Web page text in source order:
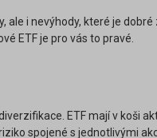
ale i nevýhody, které je
ETF je pro vás to pravé.
ETF mají v koši
spojené s jednotlivými